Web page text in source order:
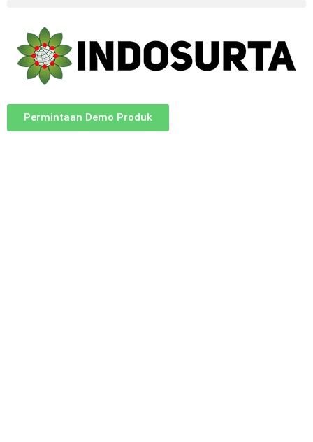
Permintaan Demo Produk